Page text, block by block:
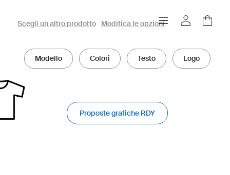
Configuratore owayo 3D
Scegli un altro prodotto Modifica le opzioni
Modello Colori Testo Logo
Proposte grafiche RDY